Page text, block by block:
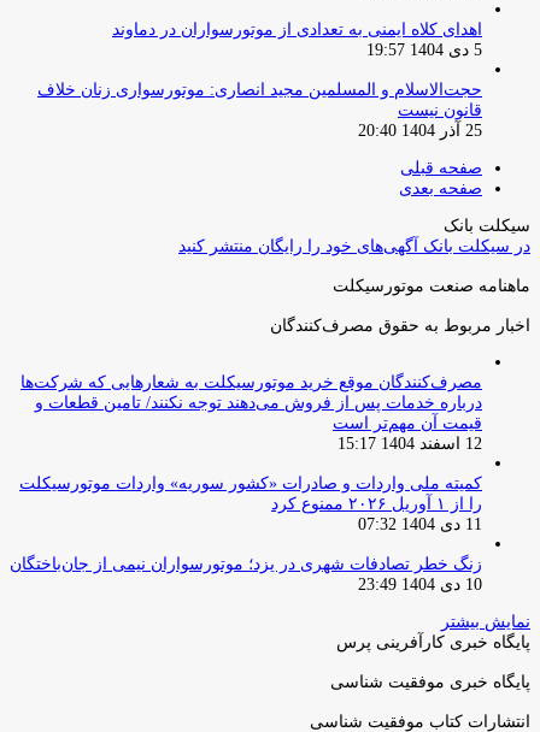
اهدای کلاه ایمنی به تعدادی از موتورسواران در دماوند
5 دی 1404 19:57
حجت‌الاسلام و المسلمین مجید انصاری: موتورسواری زنان خلاف
قانون نیست
25 آذر 1404 20:40
صفحه قبلی
صفحه بعدی
سیکلت بانک
در سیکلت بانک آگهی‌های خود را رایگان منتشر کنید
ماهنامه صنعت موتورسیکلت
اخبار مربوط به حقوق مصرف‌کنندگان
مصرف‌کنندگان موقع خرید موتورسیکلت به شعارهایی که شرکت‌ها
درباره خدمات پس از فروش می‌دهند توجه نکنند/ تامین قطعات و
قیمت آن مهم‌تر است
12 اسفند 1404 15:17
کمیته ملی واردات و صادرات «کشور سوریه» واردات موتورسیکلت
را از ۱ آوریل ۲۰۲۶ ممنوع کرد
11 دی 1404 07:32
زنگ خطر تصادفات شهری در یزد؛ موتورسواران نیمی از جان‌باختگان
10 دی 1404 23:49
نمایش بیشتر
پایگاه خبری کارآفرینی پرس
پایگاه خبری موفقیت شناسی
انتشارات کتاب موفقیت شناسی